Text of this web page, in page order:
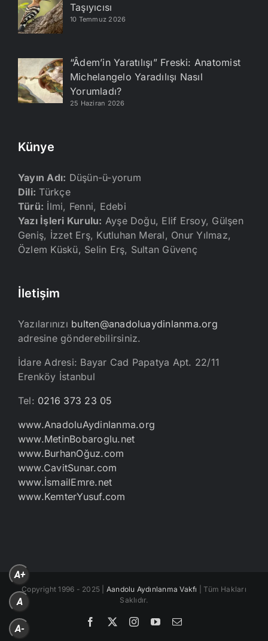
Taşıyıcısı
10 Temmuz 2026
“Âdem’in Yaratılışı” Freski: Anatomist
Michelangelo Yaradılışı Nasıl
Yorumladı?
25 Haziran 2026
Künye
Yayın Adı: Düşün-ü-yorum
Dili: Türkçe
Türü: İlmi, Fenni, Edebi
Yazı İşleri Kurulu: Ayşe Doğu, Elif Ersoy, Gülşen
Geniş, İzzet Erş, Kutluhan Meral, Onur Yılmaz,
Özlem Küskü, Selin Erş, Sultan Güvenç
İletişim
Yazılarınızı bulten@anadoluaydinlanma.org
adresine gönderebilirsiniz.
İdare Adresi: Bayar Cad Papatya Apt. 22/11
Erenköy İstanbul
Tel: 0216 373 23 05
www.AnadoluAydinlanma.org
www.MetinBobaroglu.net
www.BurhanOğuz.com
www.CavitSunar.com
www.İsmailEmre.net
www.KemterYusuf.com
Copyright 1996 - 2025 | Aandolu Aydınlanma Vakfı
| Tüm Hakları
Saklıdır.
Facebook
X Instagram
YouTube
E-
A+
A
A-